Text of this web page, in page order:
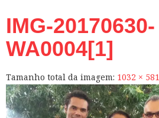
IMG-20170630-
WA0004[1]
Tamanho total da imagem: 1032 × 581